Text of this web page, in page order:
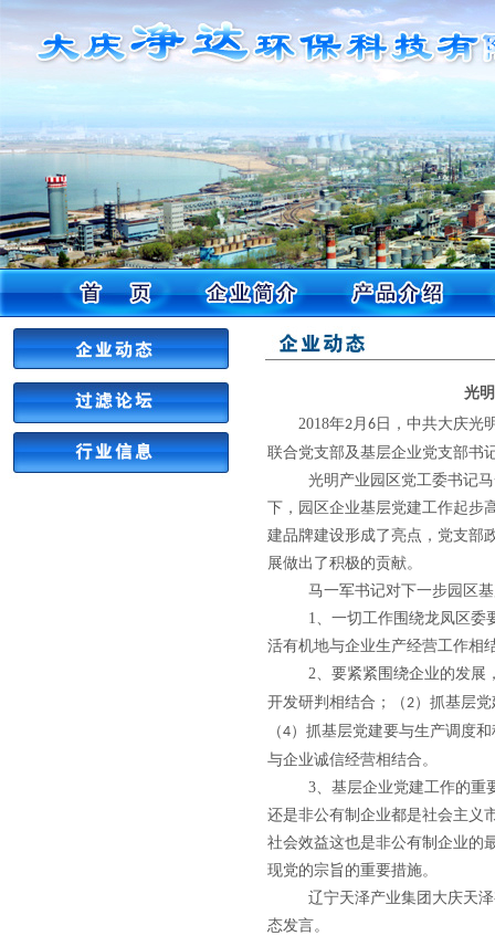
光
2018年2月 6 日，中共大庆光
联合党支部及基层企业党支部书
光明产业园区党工委书记
下， 园区企业基层党建工作起步
建品牌建设形成了亮点，党支部
展做出了积极的贡献。
马一军书记对下一步园区
1、一切工作围绕龙凤区委
活有机地与企业生产经营工作相
2、要紧紧围绕企业的发展
开发研判相结合；（2）抓基层
（4）抓基层党建要与生产调度
与企业诚信经营相结合。
3、基层企业党建工作的重
还是非公有制企业都是社会主义
社会效益这也是非公有制企业的
现党的宗旨的重要措施。
辽宁天泽产业集团大庆天
态发言。